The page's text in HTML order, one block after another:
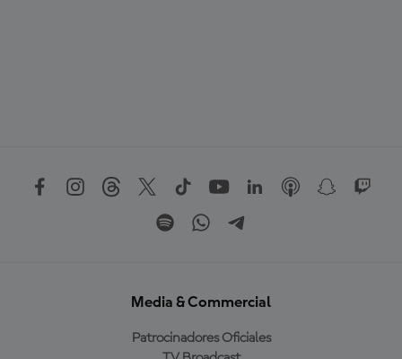
Media & Commercial
Patrocinadores Oficiales